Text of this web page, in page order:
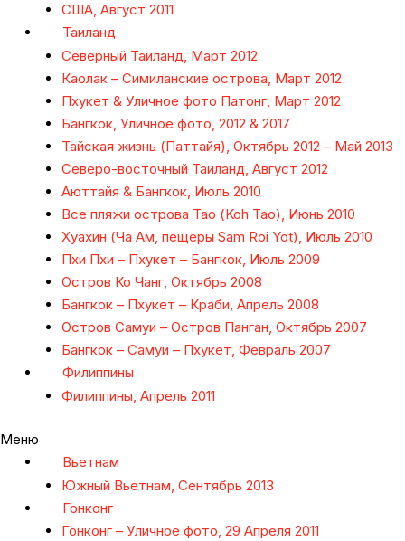
США, Август 2011
Таиланд
Северный Таиланд, Март 2012
Каолак – Симиланские острова, Март 2012
Пхукет & Уличное фото Патонг, Март 2012
Бангкок, Уличное фото, 2012 & 2017
Тайская жизнь (Паттайя), Октябрь 2012 – Май 2013
Северо-восточный Таиланд, Август 2012
Аюттайя & Бангкок, Июль 2010
Все пляжи острова Тао (Koh Tao), Июнь 2010
Хуахин (Ча Ам, пещеры Sam Roi Yot), Июль 2010
Пхи Пхи – Пхукет – Бангкок, Июль 2009
Остров Ко Чанг, Октябрь 2008
Бангкок – Пхукет – Краби, Апрель 2008
Остров Самуи – Остров Панган, Октябрь 2007
Бангкок – Самуи – Пхукет, Февраль 2007
Филиппины
Филиппины, Апрель 2011
Меню
Вьетнам
Южный Вьетнам, Сентябрь 2013
Гонконг
Гонконг – Уличное фото, 29 Апреля 2011